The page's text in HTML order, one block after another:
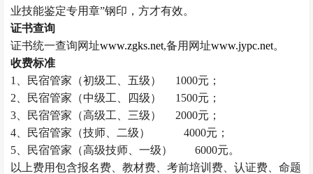
业技能鉴定专用章”钢印，方才有效。
证书查询
证书统一查询网址www.zgks.net,备用网址www.jypc.net。
收费标准
1
、民宿管家（初级工、五级） 1000元；
2 、民宿管家（中级工、四级） 1500元；
3 、民宿管家（高级工、三级） 2000元；
4 、民宿管家（技师、二级） 4000元；
5 、民宿管家（高级技师、一级） 6000元。
以上费用包含报名费、教材费、考前培训费、认证费、命题